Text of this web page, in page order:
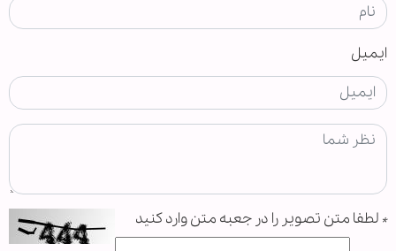
ایمیل
* لطفا متن تصویر را در جعبه متن وارد کنید